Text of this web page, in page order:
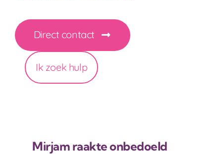
Direct contact
Ik zoek hulp
Mirjam raakte onbedoeld